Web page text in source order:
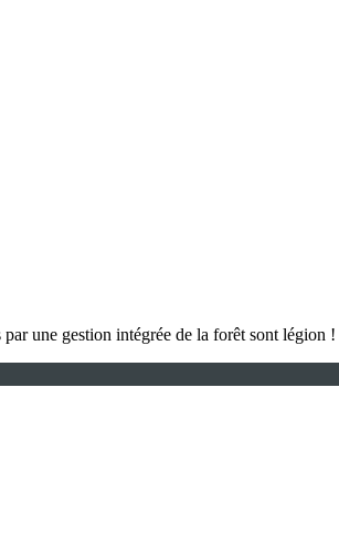
une gestion intégrée de la forêt sont légion !